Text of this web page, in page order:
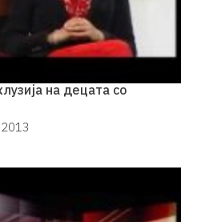
на децата со